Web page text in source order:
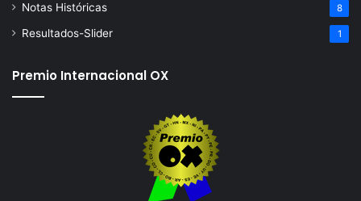
Notas Históricas 8
Resultados-Slider 1
Premio Internacional OX